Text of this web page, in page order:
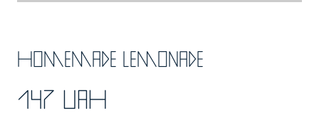
Homemade lemonade
147 UAH